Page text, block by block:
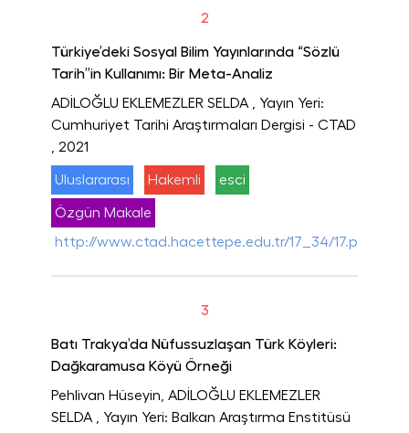
2
Türkiye’deki Sosyal Bilim Yayınlarında “Sözlü
Tarih”in Kullanımı: Bir Meta-Analiz
ADİLOĞLU EKLEMEZLER SELDA
, Yayın Yeri:
Cumhuriyet Tarihi Araştırmaları Dergisi - CTAD
, 2021
Uluslararası Hakemli esci
Özgün Makale
http://www.ctad.hacettepe.edu.tr/17_34/17.pdf
3
Batı Trakya’da Nüfussuzlaşan Türk Köyleri:
Dağkaramusa Köyü Örneği
Pehlivan Hüseyin, ADİLOĞLU EKLEMEZLER
SELDA
, Yayın Yeri: Balkan Araştırma Enstitüsü